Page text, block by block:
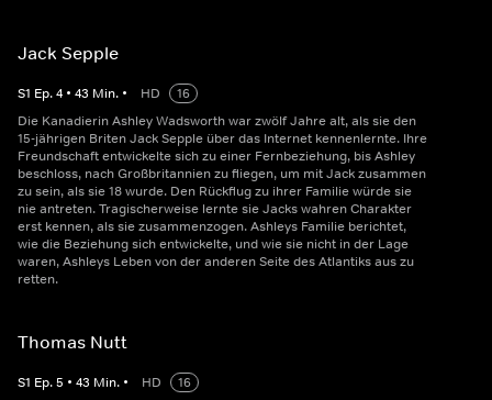
Jack Sepple
S1 Ep.4 • 43 Min. • HD
16
Die Kanadierin Ashley Wadsworth war zwölf Jahre alt, als sie den
15-jährigen Briten Jack Sepple über das Internet kennenlernte. Ihre
Freundschaft entwickelte sich zu einer Fernbeziehung, bis Ashley
beschloss, nach Großbritannien zu fliegen, um mit Jack zusammen
zu sein, als sie 18 wurde. Den Rückflug zu ihrer Familie würde sie
nie antreten. Tragischerweise lernte sie Jacks wahren Charakter
erst kennen, als sie zusammenzogen. Ashleys Familie berichtet,
wie die Beziehung sich entwickelte, und wie sie nicht in der Lage
waren, Ashleys Leben von der anderen Seite des Atlantiks aus zu
retten.
Thomas Nutt
S1 Ep.5 • 43 Min. • HD
16